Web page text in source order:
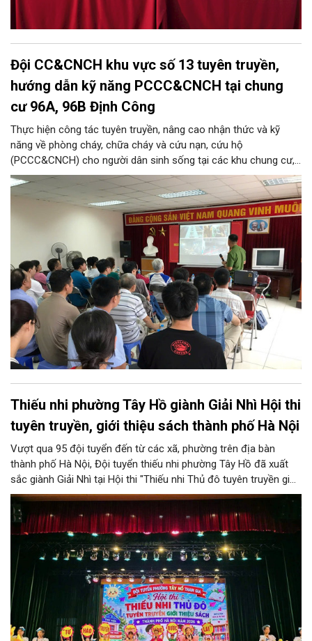
Đội CC&CNCH khu vực số 13 tuyên truyền,
hướng dẫn kỹ năng PCCC&CNCH tại chung
cư 96A, 96B Định Công
Thực hiện công tác tuyên truyền, nâng cao nhận thức và kỹ
năng về phòng cháy, chữa cháy và cứu nạn, cứu hộ
(PCCC&CNCH) cho người dân sinh sống tại các khu chung cư,
ngày 31/7/2026, Đội Cảnh sát chữa cháy và cứu nạn, cứu hộ
khu vực số 13 - Phòng Cảnh sát PCCC&CNCH, Công an thành
phố Hà Nội đã phối hợp với Ban quản lý hai tòa nhà chung cư
96A và 96B Định Công (phường Phương Liệt, thành phố Hà Nội)
tổ chức buổi tuyên truyền, phổ biến kiến thức và kỹ năng về
PCCC&CNCH.
Thiếu nhi phường Tây Hồ giành Giải Nhì Hội thi
tuyên truyền, giới thiệu sách thành phố Hà Nội
Vượt qua 95 đội tuyển đến từ các xã, phường trên địa bàn
thành phố Hà Nội, Đội tuyển thiếu nhi phường Tây Hồ đã xuất
sắc giành Giải Nhì tại Hội thi "Thiếu nhi Thủ đô tuyên truyền giới
thiệu sách; Múa hát tập thể và Ca khúc măng non" năm 2026 do
Sở Văn hóa và Thể thao Hà Nội tổ chức.